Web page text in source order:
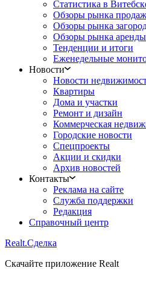
Статистика в
Обзоры рынка
Обзоры рынка
Обзоры рынка
Тенденции и итоги
Еженедельные
Новости
Новости
Квартиры
Дома и участки
Ремонт и дизайн
Коммерческая
Городские новости
Спецпроекты
Акции и скидки
Архив новостей
Контакты
Реклама на сайте
Служба поддержки
Редакция
Справочный центр
Realt.Сделка
Скачайте приложение Realt